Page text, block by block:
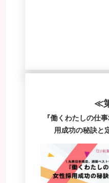
≪
『働くわたしの仕
用成功の秘訣と